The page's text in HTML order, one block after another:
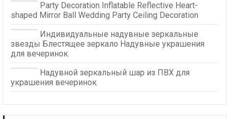
Party Decoration Inflatable Reflective Heart-
shaped Mirror Ball Wedding Party Ceiling Decoration
Индивидуальные надувные зеркальные
звезды Блестящее зеркало Надувные украшения
для вечеринок
Надувной зеркальный шар из ПВХ для
украшения вечеринок